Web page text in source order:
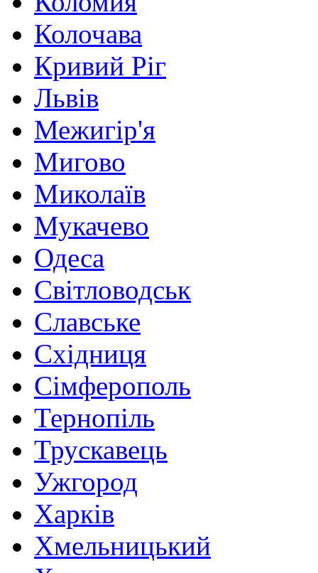
Колочава
Кривий Ріг
Львів
Межигір'я
Мигово
Миколаїв
Мукачево
Одеса
Світловодськ
Славське
Східниця
Сімферополь
Тернопіль
Трускавець
Ужгород
Харків
Хмельницький